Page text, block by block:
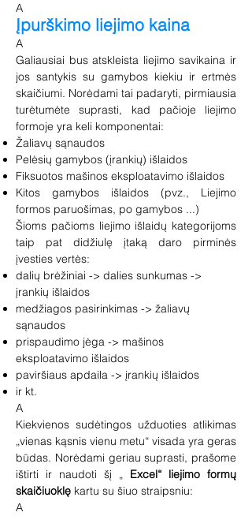
A
Įpurškimo liejimo kaina
A
Galiausiai bus atskleista liejimo savikaina ir
jos santykis su gamybos kiekiu ir ertmės
skaičiumi. Norėdami tai padaryti, pirmiausia
turėtumėte suprasti, kad pačioje liejimo
formoje yra keli komponentai:
Žaliavų sąnaudos
Pelėsių gamybos (įrankių) išlaidos
Fiksuotos mašinos eksploatavimo išlaidos
Kitos gamybos išlaidos (pvz., Liejimo
formos paruošimas, po gamybos ...)
Šioms pačioms liejimo išlaidų kategorijoms
taip pat didžiulę įtaką daro pirminės
įvesties vertės:
dalių brėžiniai -> dalies sunkumas ->
įrankių išlaidos
medžiagos pasirinkimas -> žaliavų
sąnaudos
prispaudimo jėga -> mašinos
eksploatavimo išlaidos
paviršiaus apdaila -> įrankių išlaidos
ir kt.
A
Kiekvienos sudėtingos užduoties atlikimas
„vienas kąsnis vienu metu“ visada yra geras
būdas. Norėdami geriau suprasti, prašome
ištirti ir naudoti šį „ Excel“ liejimo formų
skaičiuoklę kartu su šiuo straipsniu:
A